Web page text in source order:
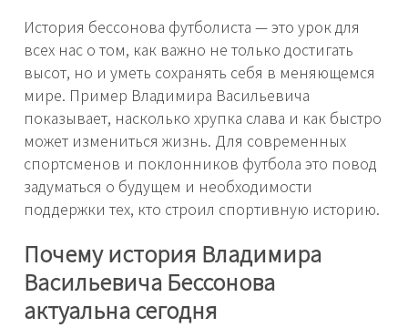
История бессонова футболиста — это урок для
всех нас о том, как важно не только достигать
высот, но и уметь сохранять себя в меняющемся
мире. Пример Владимира Васильевича
показывает, насколько хрупка слава и как быстро
может измениться жизнь. Для современных
спортсменов и поклонников футбола это повод
задуматься о будущем и необходимости
поддержки тех, кто строил спортивную историю.
Почему история Владимира
Васильевича Бессонова
актуальна сегодня